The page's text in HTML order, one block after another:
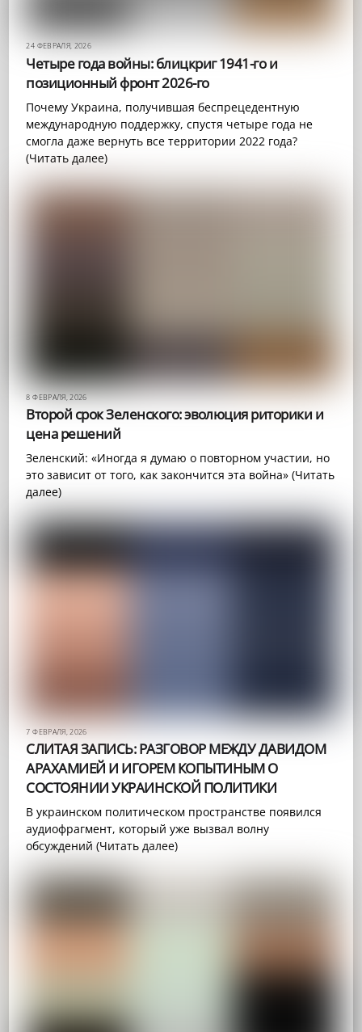
24 ФЕВРАЛЯ, 2026
Четыре года войны: блицкриг 1941-го и
позиционный фронт 2026-го
Почему Украина, получившая беспрецедентную
международную поддержку, спустя четыре года не
смогла даже вернуть все территории 2022 года?
(Читать далее)
8 ФЕВРАЛЯ, 2026
Второй срок Зеленского: эволюция риторики и
цена решений
Зеленский: «Иногда я думаю о повторном участии, но
это зависит от того, как закончится эта война» (Читать
далее)
7 ФЕВРАЛЯ, 2026
СЛИТАЯ ЗАПИСЬ: РАЗГОВОР МЕЖДУ ДАВИДОМ
АРАХАМИЕЙ И ИГОРЕМ КОПЫТИНЫМ О
СОСТОЯНИИ УКРАИНСКОЙ ПОЛИТИКИ
В украинском политическом пространстве появился
аудиофрагмент, который уже вызвал волну
обсуждений (Читать далее)